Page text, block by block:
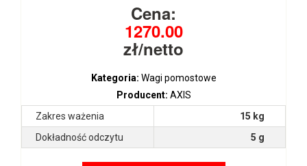
Cena:
1270.00
zł/netto
Kategoria: Wagi pomostowe
Producent: AXIS
Zakres ważenia
15 kg
Dokładność odczytu
5 g